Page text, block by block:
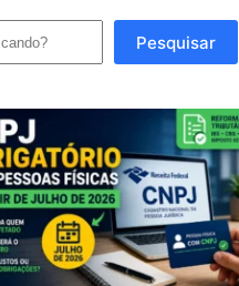
Pesquisar